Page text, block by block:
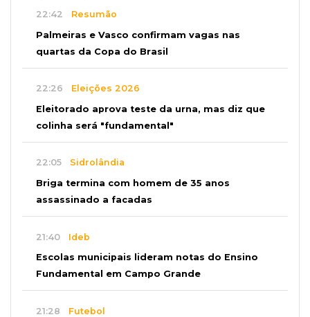
22:42 Resumão
Palmeiras e Vasco confirmam vagas nas
quartas da Copa do Brasil
22:26 Eleições 2026
Eleitorado aprova teste da urna, mas diz que
colinha será "fundamental"
22:05 Sidrolândia
Briga termina com homem de 35 anos
assassinado a facadas
21:40 Ideb
Escolas municipais lideram notas do Ensino
Fundamental em Campo Grande
21:28 Futebol